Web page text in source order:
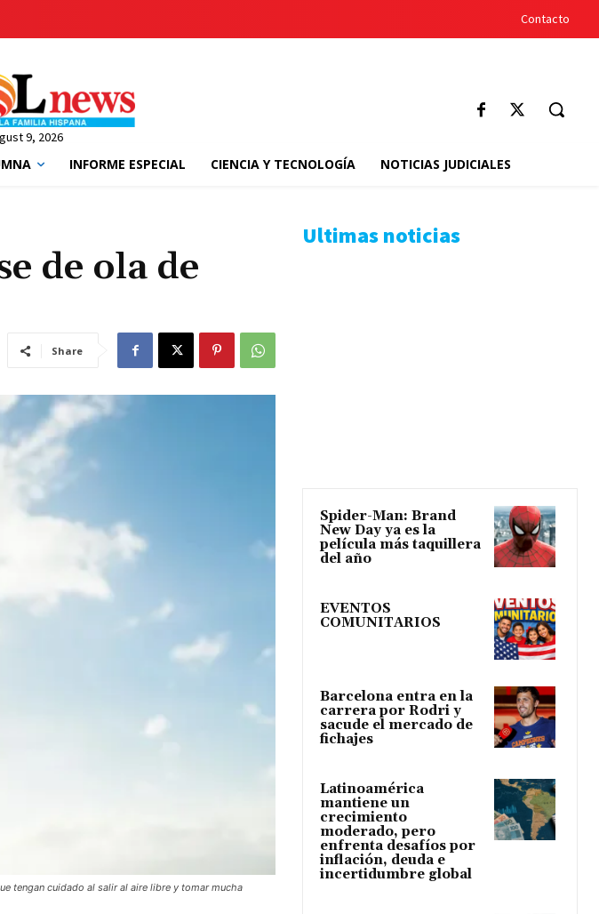
Contacto
9, 2026
INFORME ESPECIAL CIENCIA Y TECNOLOGÍA NOTICIAS JUDICIALES
de ola de
Share
tengan cuidado al salir al aire libre y tomar mucha
Ultimas noticias
Spider-Man: Brand
New Day ya es la
película más taquillera
del año
EVENTOS
COMUNITARIOS
Barcelona entra en la
carrera por Rodri y
sacude el mercado de
fichajes
Latinoamérica
mantiene un
crecimiento
moderado, pero
enfrenta desafíos por
inflación, deuda e
incertidumbre global